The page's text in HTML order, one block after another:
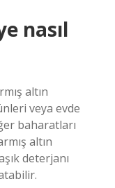
nasıl
altın
veya evde
baharatları
altın
deterjanı